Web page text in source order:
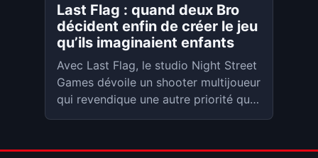
Last Flag : quand deux Bro
décident enfin de créer le jeu
qu’ils imaginaient enfants
Avec Last Flag, le studio Night Street
Games dévoile un shooter multijoueur
qui revendique une autre priorité que
cache-cache.